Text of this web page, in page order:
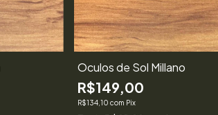
Óculos de Sol Millano
R$149,00
R$134,10 com Pix